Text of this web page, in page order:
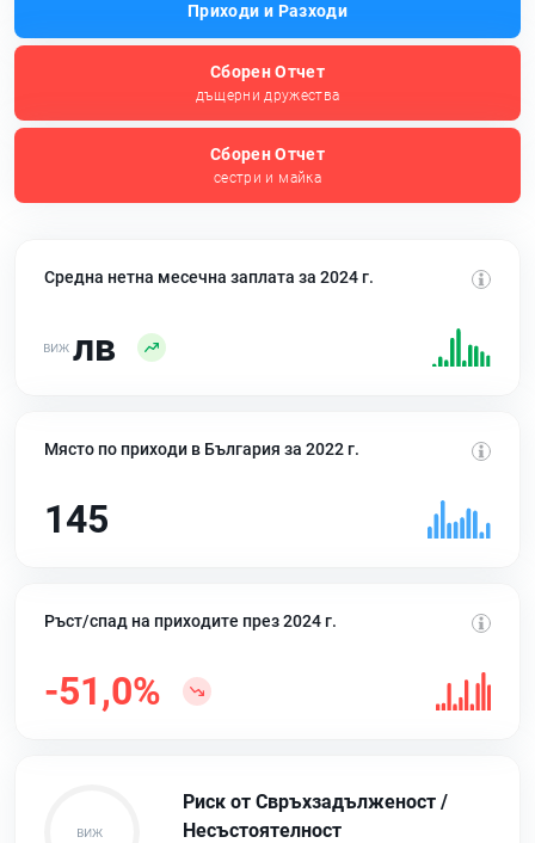
Приходи и Разходи
Сборен Отчет
дъщерни дружества
Сборен Отчет
сестри и майка
Средна нетна месечна заплата за 2024 г.
лв
Място по приходи в България за 2022 г.
145
Ръст/спад на приходите през 2024 г.
-51,0%
Риск от Свръхзадълженост /
Несъстоятелност